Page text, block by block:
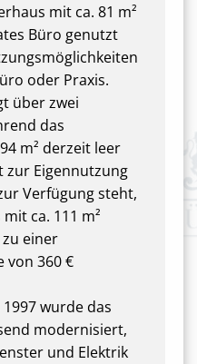
mit ca. 81 m²
Büro genutzt
oder Praxis.
über zwei
das
m² derzeit leer
Eigennutzung
Verfügung steht,
ca. 111 m²
einer
von 360 €
wurde das
modernisiert,
und Elektrik